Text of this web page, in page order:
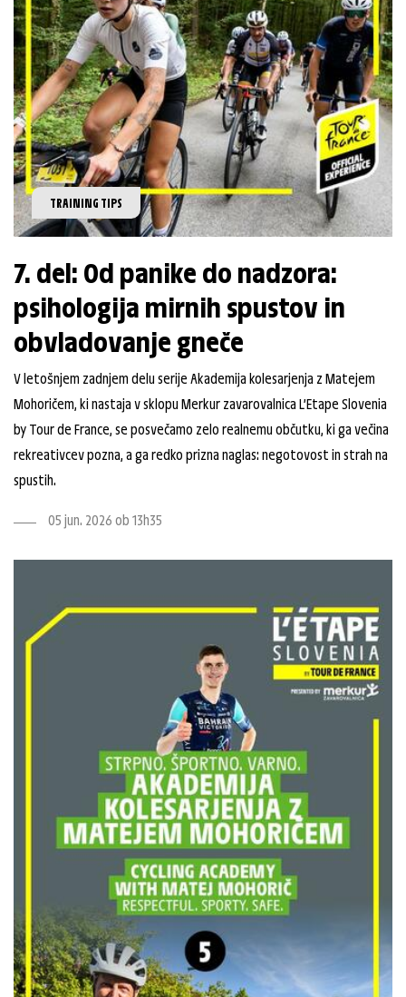
TRAINING TIPS
7. del: Od panike do nadzora:
psihologija mirnih spustov in
obvladovanje gneče
V letošnjem zadnjem delu serije Akademija kolesarjenja z Matejem
Mohoričem, ki nastaja v sklopu Merkur zavarovalnica L’Etape Slovenia
by Tour de France, se posvečamo zelo realnemu občutku, ki ga večina
rekreativcev pozna, a ga redko prizna naglas: negotovost in strah na
spustih.
05 jun. 2026 ob 13h35